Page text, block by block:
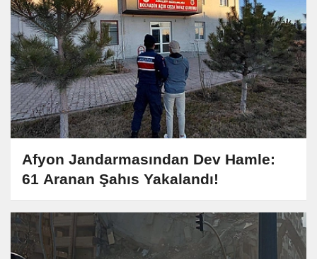
Afyon Jandarmasından Dev Hamle:
61 Aranan Şahıs Yakalandı!